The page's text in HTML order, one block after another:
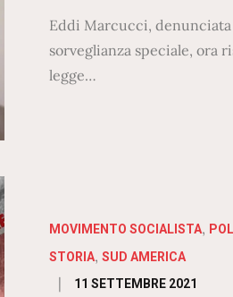
Eddi Marcucci,
sorveglianza speciale, ora
legge…
MOVIMENTO SOCIALISTA
STORIA SUD AMERICA
Posted
11 SETTEMBRE 2021